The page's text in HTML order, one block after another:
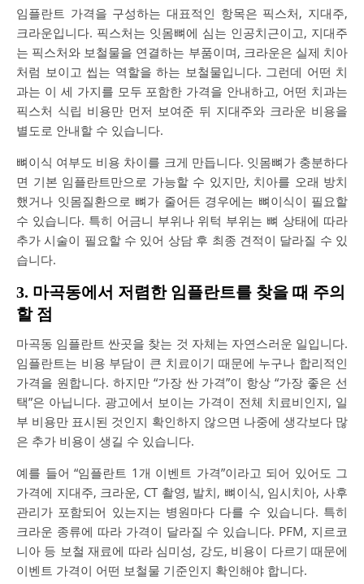
임플란트 가격을 구성하는 대표적인 항목은 픽스처, 지대주,
크라운입니다. 픽스처는 잇몸뼈에 심는 인공치근이고, 지대주
는 픽스처와 보철물을 연결하는 부품이며, 크라운은 실제 치아
처럼 보이고 씹는 역할을 하는 보철물입니다. 그런데 어떤 치
과는 이 세 가지를 모두 포함한 가격을 안내하고, 어떤 치과는
픽스처 식립 비용만 먼저 보여준 뒤 지대주와 크라운 비용을
별도로 안내할 수 있습니다.
뼈이식 여부도 비용 차이를 크게 만듭니다. 잇몸뼈가 충분하다
면 기본 임플란트만으로 가능할 수 있지만, 치아를 오래 방치
했거나 잇몸질환으로 뼈가 줄어든 경우에는 뼈이식이 필요할
수 있습니다. 특히 어금니 부위나 위턱 부위는 뼈 상태에 따라
추가 시술이 필요할 수 있어 상담 후 최종 견적이 달라질 수 있
습니다.
3. 마곡동에서 저렴한 임플란트를 찾을 때 주의
할 점
마곡동 임플란트 싼곳을 찾는 것 자체는 자연스러운 일입니다.
임플란트는 비용 부담이 큰 치료이기 때문에 누구나 합리적인
가격을 원합니다. 하지만 “가장 싼 가격”이 항상 “가장 좋은 선
택”은 아닙니다. 광고에서 보이는 가격이 전체 치료비인지, 일
부 비용만 표시된 것인지 확인하지 않으면 나중에 생각보다 많
은 추가 비용이 생길 수 있습니다.
예를 들어 “임플란트 1개 이벤트 가격”이라고 되어 있어도 그
가격에 지대주, 크라운, CT 촬영, 발치, 뼈이식, 임시치아, 사후
관리가 포함되어 있는지는 병원마다 다를 수 있습니다. 특히
크라운 종류에 따라 가격이 달라질 수 있습니다. PFM, 지르코
니아 등 보철 재료에 따라 심미성, 강도, 비용이 다르기 때문에
이벤트 가격이 어떤 보철물 기준인지 확인해야 합니다.